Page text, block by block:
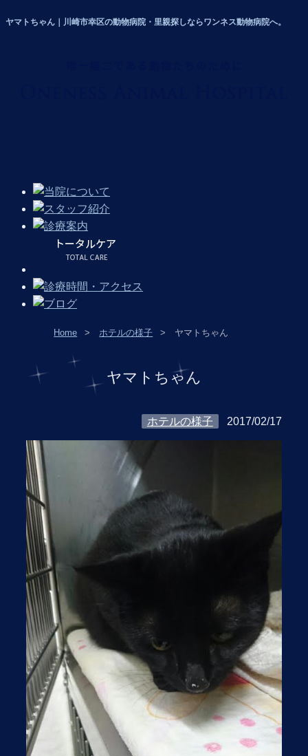
ヤマトちゃん｜川崎市幸区の動物病院・里親探しならワンネス動物病院へ。
Home ホテルの様子 ヤマトちゃん
ヤマトちゃん
ホテルの様子 2017/02/17